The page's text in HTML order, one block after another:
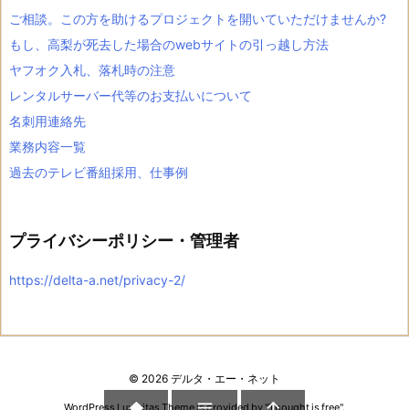
ご相談。この方を助けるプロジェクトを開いていただけませんか?
もし、高梨が死去した場合のwebサイトの引っ越し方法
ヤフオク入札、落札時の注意
レンタルサーバー代等のお支払いについて
名刺用連絡先
業務内容一覧
過去のテレビ番組採用、仕事例
プライバシーポリシー・管理者
https://delta-a.net/privacy-2/
© 2026 デルタ・エー・ネット